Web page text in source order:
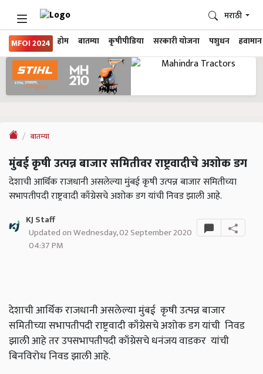
MFOI 2024 होम बातम्या कृषीपीडिया सरकारी योजना पशुधन हवामान
मराठी
बातम्या
मुंबई कृषी उत्पन्न बाजार समितीवर राष्ट्रवादीचे अशोक डग
देशाची आर्थिक राजधानी असलेल्या मुंबई कृषी उत्पन्न बाजार समितीच्या
सभापतीपदी राष्ट्रवादी काँग्रेसचे अशोक डग यांची निवड झाली आहे.
KJ Staff
Updated on Wednesday, 02 September 2020
04:37 PM
देशाची आर्थिक राजधानी असलेल्या मुंबई कृषी उत्पन्न बाजार
समितीच्या सभापतीपदी राष्ट्रवादी काँग्रेसचे अशोक डग यांची निवड
झाली आहे तर उपसभापतीपदी काँग्रेसचे धनंजय वाडकर यांची
बिनविरोध निवड झाली आहे.